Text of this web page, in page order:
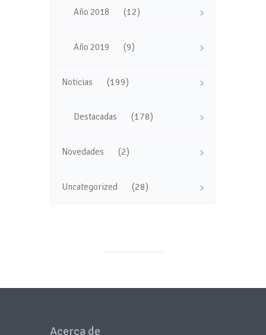
Año 2018 (12)
Año 2019 (9)
Noticias (199)
Destacadas (178)
Novedades (2)
Uncategorized (28)
Acerca de